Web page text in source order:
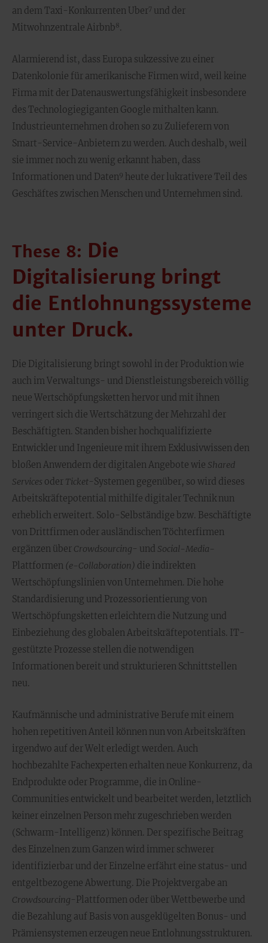
an dem Taxi-Konkurrenten Uber7 und der
Mitwohnzentrale Airbnb8.
Alarmierend ist, dass Europa sukzessive zu einer
Datenkolonie für amerikanische Firmen wird, weil keine
Firma mit der Datenauswertungsfähigkeit insbesondere
des Technologiegiganten Google mithalten kann.
Industrieunternehmen drohen so zu Zulieferern von
Smart-Service-Anbietern zu werden. Auch deshalb, weil
sie immer noch zu wenig erkannt haben, dass
Informationen und Daten9 heute der lukrativere Teil des
Geschäftes zwischen Menschen und Unternehmen sind.
These 8: Die
Digitalisierung bringt
die Entlohnungssysteme
unter Druck.
Die Digitalisierung bringt sowohl in der Produktion wie
auch im Verwaltungs- und Dienstleistungsbereich völlig
neue Wertschöpfungsketten hervor und mit ihnen
verringert sich die Wertschätzung der Mehrzahl der
Beschäftigten. Standen bisher hochqualifizierte
Entwickler und Ingenieure mit ihrem Exklusivwissen den
bloßen Anwendern der digitalen Angebote wie Shared
Services oder Ticket-Systemen gegenüber, so wird dieses
Arbeitskräftepotential mithilfe digitaler Technik nun
erheblich erweitert. Solo-Selbständige bzw. Beschäftigte
von Drittfirmen oder ausländischen Töchterfirmen
ergänzen über Crowdsourcing- und Social-Media-
Plattformen (e-Collaboration) die indirekten
Wertschöpfungslinien von Unternehmen. Die hohe
Standardisierung und Prozessorientierung von
Wertschöpfungsketten erleichtern die Nutzung und
Einbeziehung des globalen Arbeitskräftepotentials. IT-
gestützte Prozesse stellen die notwendigen
Informationen bereit und strukturieren Schnittstellen
neu.
Kaufmännische und administrative Berufe mit einem
hohen repetitiven Anteil können nun von Arbeitskräften
irgendwo auf der Welt erledigt werden. Auch
hochbezahlte Fachexperten erhalten neue Konkurrenz, da
Endprodukte oder Programme, die in Online-
Communities entwickelt und bearbeitet werden, letztlich
keiner einzelnen Person mehr zugeschrieben werden
(Schwarm-Intelligenz) können. Der spezifische Beitrag
des Einzelnen zum Ganzen wird immer schwerer
identifizierbar und der Einzelne erfährt eine status- und
entgeltbezogene Abwertung. Die Projektvergabe an
Crowdsourcing-Plattformen oder über Wettbewerbe und
die Bezahlung auf Basis von ausgeklügelten Bonus- und
Prämiensystemen erzeugen neue Entlohnungsstrukturen.